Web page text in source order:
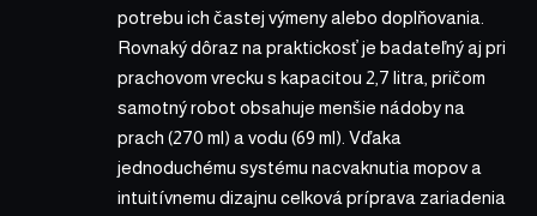
potrebu ich častej výmeny alebo doplňovania.
Rovnaký dôraz na praktickosť je badateľný aj pri
prachovom vrecku s kapacitou 2,7 litra, pričom
samotný robot obsahuje menšie nádoby na
prach (270 ml) a vodu (69 ml). Vďaka
jednoduchému systému nacvaknutia mopov a
intuitívnemu dizajnu celková príprava zariadenia